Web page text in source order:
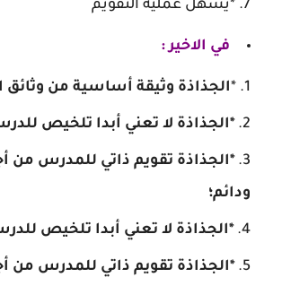
*يسهل عملية التقويم
في الاخير :
*الجذاذة وثيقة أساسية من وثائق
*الجذاذة لا تعني أبدا تلخيص
*الجذاذة تقويم ذاتي للمدرس من
ودائم؛
*الجذاذة لا تعني أبدا تلخيص
*الجذاذة تقويم ذاتي للمدرس من